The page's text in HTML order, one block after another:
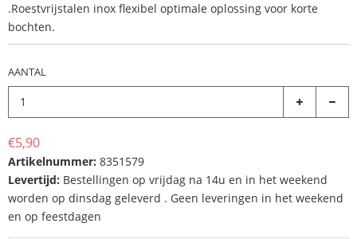
.Roestvrijstalen inox flexibel optimale oplossing voor korte
bochten.
AANTAL
€5,90
Artikelnummer: 8351579
Levertijd: Bestellingen op vrijdag na 14u en in het weekend
worden op dinsdag geleverd . Geen leveringen in het weekend
en op feestdagen